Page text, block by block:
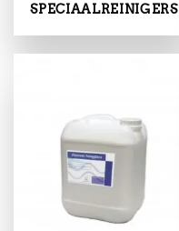
SPECIAALREINIGERS